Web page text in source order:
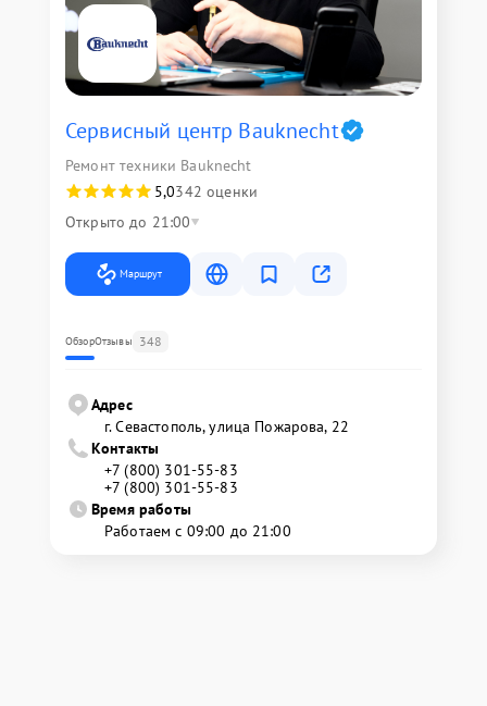
Сервисный центр Bauknecht
Ремонт техники Bauknecht
5,0342 оценки
Открыто до 21:00
Маршрут
ОбзорОтзывы 348
Адрес
г. Севастополь, улица Пожарова, 22
Контакты
+7 (800) 301-55-83
+7 (800) 301-55-83
Время работы
Работаем с 09:00 до 21:00